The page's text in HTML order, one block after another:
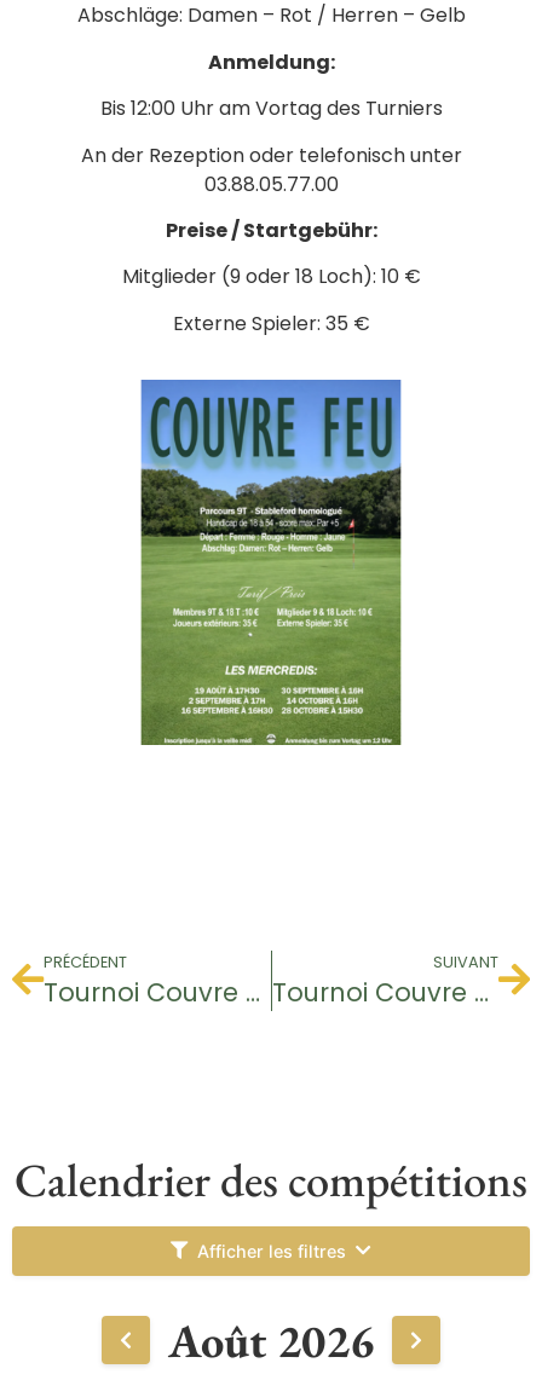
Abschläge: Damen – Rot / Herren – Gelb
Anmeldung:
Bis 12:00 Uhr am Vortag des Turniers
An der Rezeption oder telefonisch unter
03.88.05.77.00
Preise / Startgebühr:
Mitglieder (9 oder 18 Loch): 10 €
Externe Spieler: 35 €
PRÉCÉDENT
Tournoi Couvre Feu
SUIVANT
Tournoi Couvre Feu
Calendrier des compétitions
Afficher les filtres
Août 2026